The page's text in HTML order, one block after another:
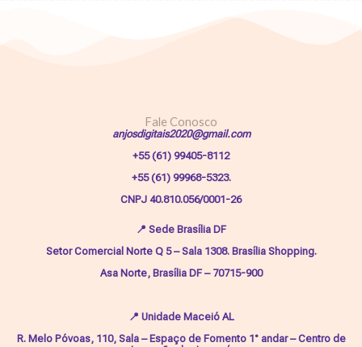
Fale Conosco
anjosdigitais2020@gmail.com
+55 (61) 99405-8112
+55 (61) 99968-5323.
CNPJ 40.810.056/0001-26
📍 Sede Brasília DF
Setor Comercial Norte Q 5 – Sala 1308. Brasília Shopping.
Asa Norte, Brasília DF – 70715-900
📍 Unidade Maceió AL
R. Melo Póvoas, 110, Sala – Espaço de Fomento 1° andar – Centro de